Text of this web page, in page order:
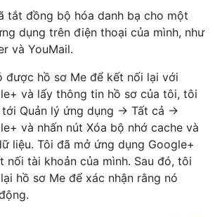
tắt đồng bộ hóa danh bạ cho một
dụng trên điện thoại của mình, như
và YouMail.
được hồ sơ Me để kết nối lại với
và lấy thông tin hồ sơ của tôi, tôi
Quản lý ứng dụng -> Tất cả ->
và nhấn nút Xóa bộ nhớ cache và
liệu. Tôi đã mở ứng dụng Google+
nối tài khoản của mình. Sau đó, tôi
hồ sơ Me để xác nhận rằng nó